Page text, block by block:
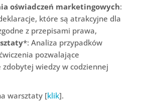
oświadczeń marketingowych:
które są atrakcyjne dla
z przepisami prawa,
*: Analiza przypadków
pozwalające
zdobytej wiedzy w codziennej
warsztaty [klik].